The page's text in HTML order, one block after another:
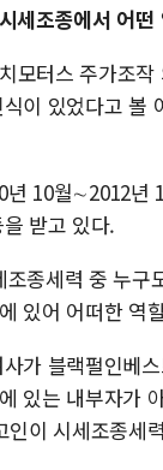
조종에서 어떤
모터스 주가조
이 있었다고 볼
년 10월∼2012년
받고 있다.
종세력 중 누구
있어 어떠한 역
가 블랙펄인베
있는 내부자가
인이 시세조종세